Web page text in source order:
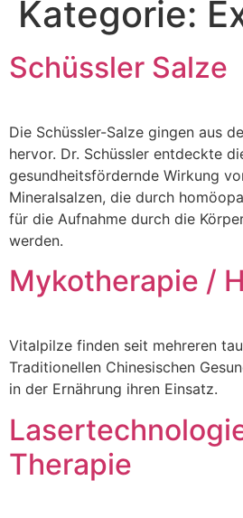
Kategorie:
Schüssler Salze
Die Schüssler-Salze gingen aus
hervor. Dr. Schüssler entdeckte
gesundheitsfördernde Wirkung
Mineralsalzen, die durch
für die Aufnahme durch die
werden.
Mykotherapie /
Vitalpilze finden seit mehreren
Traditionellen Chinesischen
in der Ernährung ihren Einsatz.
Therapie